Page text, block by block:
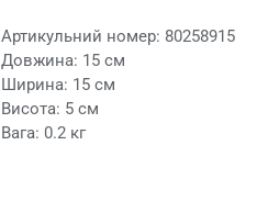
Артикульний номер: 80258915
Довжина: 15 см
Ширина: 15 см
Висота: 5 см
Вага: 0.2 кг